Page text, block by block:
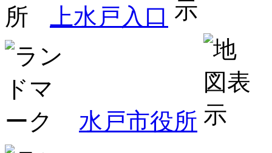
上水戸入口
水戸市役所